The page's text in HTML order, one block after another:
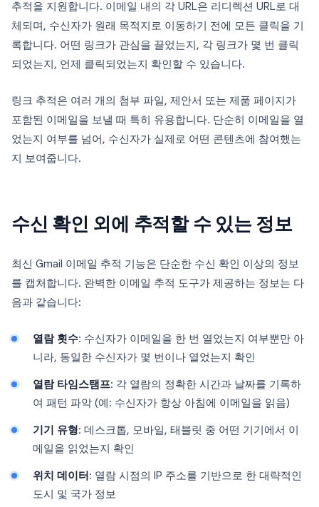
추적을 지원합니다. 이메일 내의 각 URL은 리디렉션 URL로 대
체되며, 수신자가 원래 목적지로 이동하기 전에 모든 클릭을 기
록합니다. 어떤 링크가 관심을 끌었는지, 각 링크가 몇 번 클릭
되었는지, 언제 클릭되었는지 확인할 수 있습니다.
링크 추적은 여러 개의 첨부 파일, 제안서 또는 제품 페이지가
포함된 이메일을 보낼 때 특히 유용합니다. 단순히 이메일을 열
었는지 여부를 넘어, 수신자가 실제로 어떤 콘텐츠에 참여했는
지 보여줍니다.
수신 확인 외에 추적할 수 있는 정보
최신 Gmail 이메일 추적 기능은 단순한 수신 확인 이상의 정보
를 캡처합니다. 완벽한 이메일 추적 도구가 제공하는 정보는 다
음과 같습니다:
열람 횟수: 수신자가 이메일을 한 번 열었는지 여부뿐만 아
니라, 동일한 수신자가 몇 번이나 열었는지 확인
열람 타임스탬프: 각 열람의 정확한 시간과 날짜를 기록하
여 패턴 파악 (예: 수신자가 항상 아침에 이메일을 읽음)
기기 유형: 데스크톱, 모바일, 태블릿 중 어떤 기기에서 이
메일을 읽었는지 확인
위치 데이터 : 열람 시점의 IP 주소를 기반으로 한 대략적인
도시 및 국가 정보